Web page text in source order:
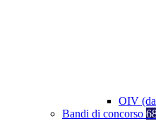
OIV
Bandi di concorso